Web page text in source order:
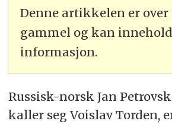
Denne artikkelen er over
gammel og kan
informasjon.
Russisk-norsk Jan
kaller seg Voislav Torden,